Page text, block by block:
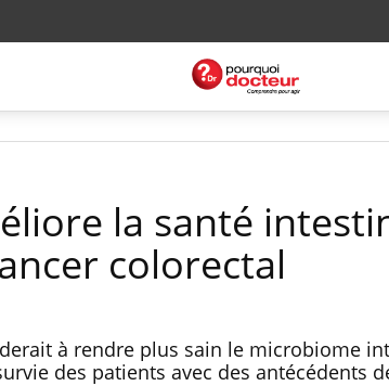
la santé
colorectal
à rendre plus sain le microbiome
des patients avec des antécédents